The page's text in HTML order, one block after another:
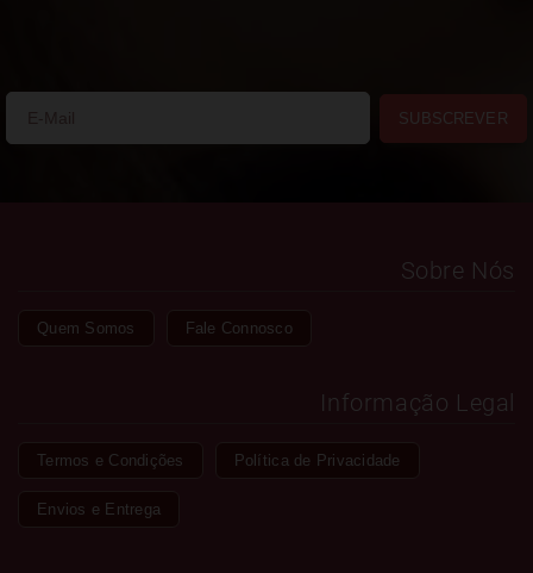
SUBSCREVER
Sobre Nós
Quem Somos Fale Connosco
Informação Legal
Termos e Condições Política de Privacidade
Envios e Entrega